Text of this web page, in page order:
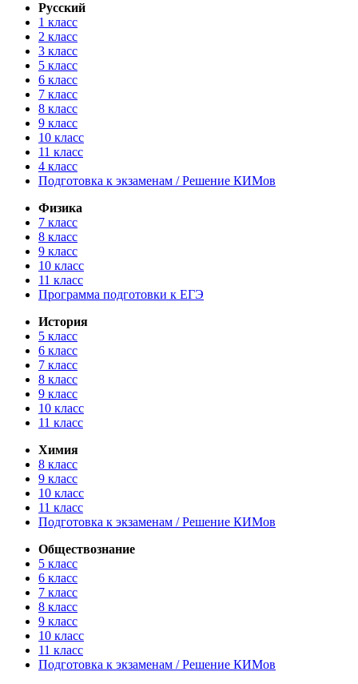
Русский
1 класс
2 класс
3 класс
5 класс
6 класс
7 класс
8 класс
9 класс
10 класс
11 класс
4 класс
Подготовка к экзаменам / Решение КИМов
Физика
7 класс
8 класс
9 класс
10 класс
11 класс
Программа подготовки к ЕГЭ
История
5 класс
6 класс
7 класс
8 класс
9 класс
10 класс
11 класс
Химия
8 класс
9 класс
10 класс
11 класс
Подготовка к экзаменам / Решение КИМов
Обществознание
5 класс
6 класс
7 класс
8 класс
9 класс
10 класс
11 класс
Подготовка к экзаменам / Решение КИМов